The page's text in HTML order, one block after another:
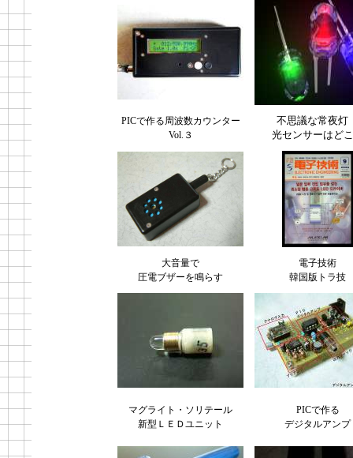
PICで作る周波数カウンター
Vol.３
不思議な常夜
光センサーはど
大音量で
圧電ブザーを鳴らす
電子技術
韓国版トラ技
マグライト・ソリテール
新型ＬＥＤユニット
PICで作る
デジタルアンプ